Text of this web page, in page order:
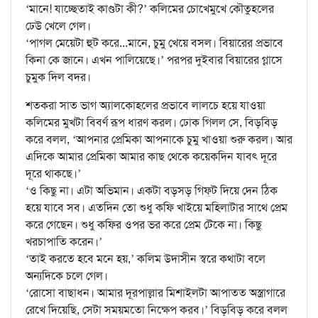
‘মানে! যাচ্ছেতাই কাণ্ডটা কী?’ কলিমের চোখেমুখে কৌতুহলের
ঢেউ খেলে গেল।
‘পাগল মেয়েটা হুট করে...মানে, চুমু খেয়ে বসল। বিয়ারের প্রভাবে
কিনা কে জানে। এখন পালিয়েছে।’ পরপর দুইবার বিয়ারের গ্লাসে
চুমুক দিল বদর।
শতকরা সাত ভাগ অ্যালকোহলের প্রভাবে লালচে হয়ে যাওয়া
কলিমের মুখটা বিবর্ণ রূপ ধারণ করল। ঢোক গিলল সে, বিড়বিড়
করে বলল, ‘আপনার প্রেমিকা আপনাকে চুমু খাওয়া শুরু করল। আর
এদিকে আমার প্রেমিকা আমার কাছ থেকে কয়েকদিন যাবৎ দূরে
দূরে থাকছে।’
‘ও কিছু না। এটা অভিমান। একটা বড়সড় গিফ্‌ট দিয়ে দেন ঠিক
হয়ে যাবে সব। এতদিন তো শুধু কফি খাইয়ে মহিলাটার সাথে প্রেম
করে গেছেন। শুধু কফির ওপর ভর করে প্রেম টেকে না। কিছু
খরচাপাতি করেন।’
‘তাই করতে হবে মনে হয়,’ কলিম উদাসীন স্বরে কথাটা বলে
অন্যদিকে চলে গেল।
‘রোসো বাছাধন। আমার দূরপাল্লার মিশাইলটা আপাতত অস্ত্রাগারে
রেখে দিয়েছি, সেটা সময়মতো নিক্ষেপ করব।’ বিড়বিড় করে বলল